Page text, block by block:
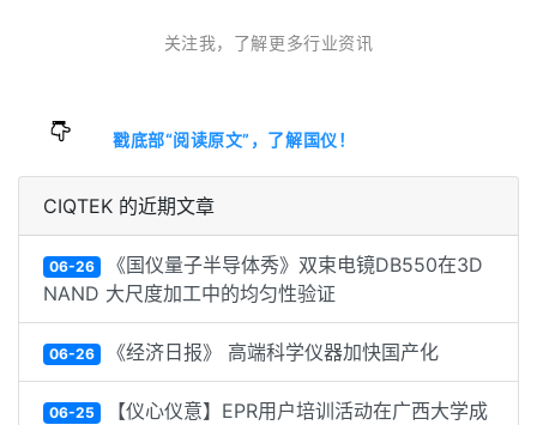
关注我，了解更多行业资讯
戳底部“阅读原文”，了解国仪！
CIQTEK 的近期文章
06-26 《国仪量子半导体秀》双束电镜DB550在3D
NAND 大尺度加工中的均匀性验证
06-26 《经济日报》 高端科学仪器加快国产化
06-25 【仪心仪意】EPR用户培训活动在广西大学成